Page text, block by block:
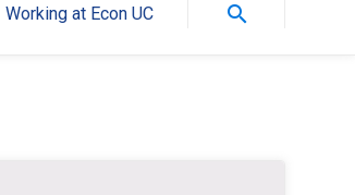
Working at Econ UC search